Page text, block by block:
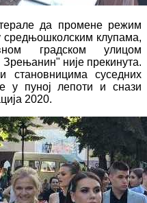
да промене режим
средњошколским клупама,
градском улицом
није прекинута.
суседних
у пуној лепоти и снази
2020.